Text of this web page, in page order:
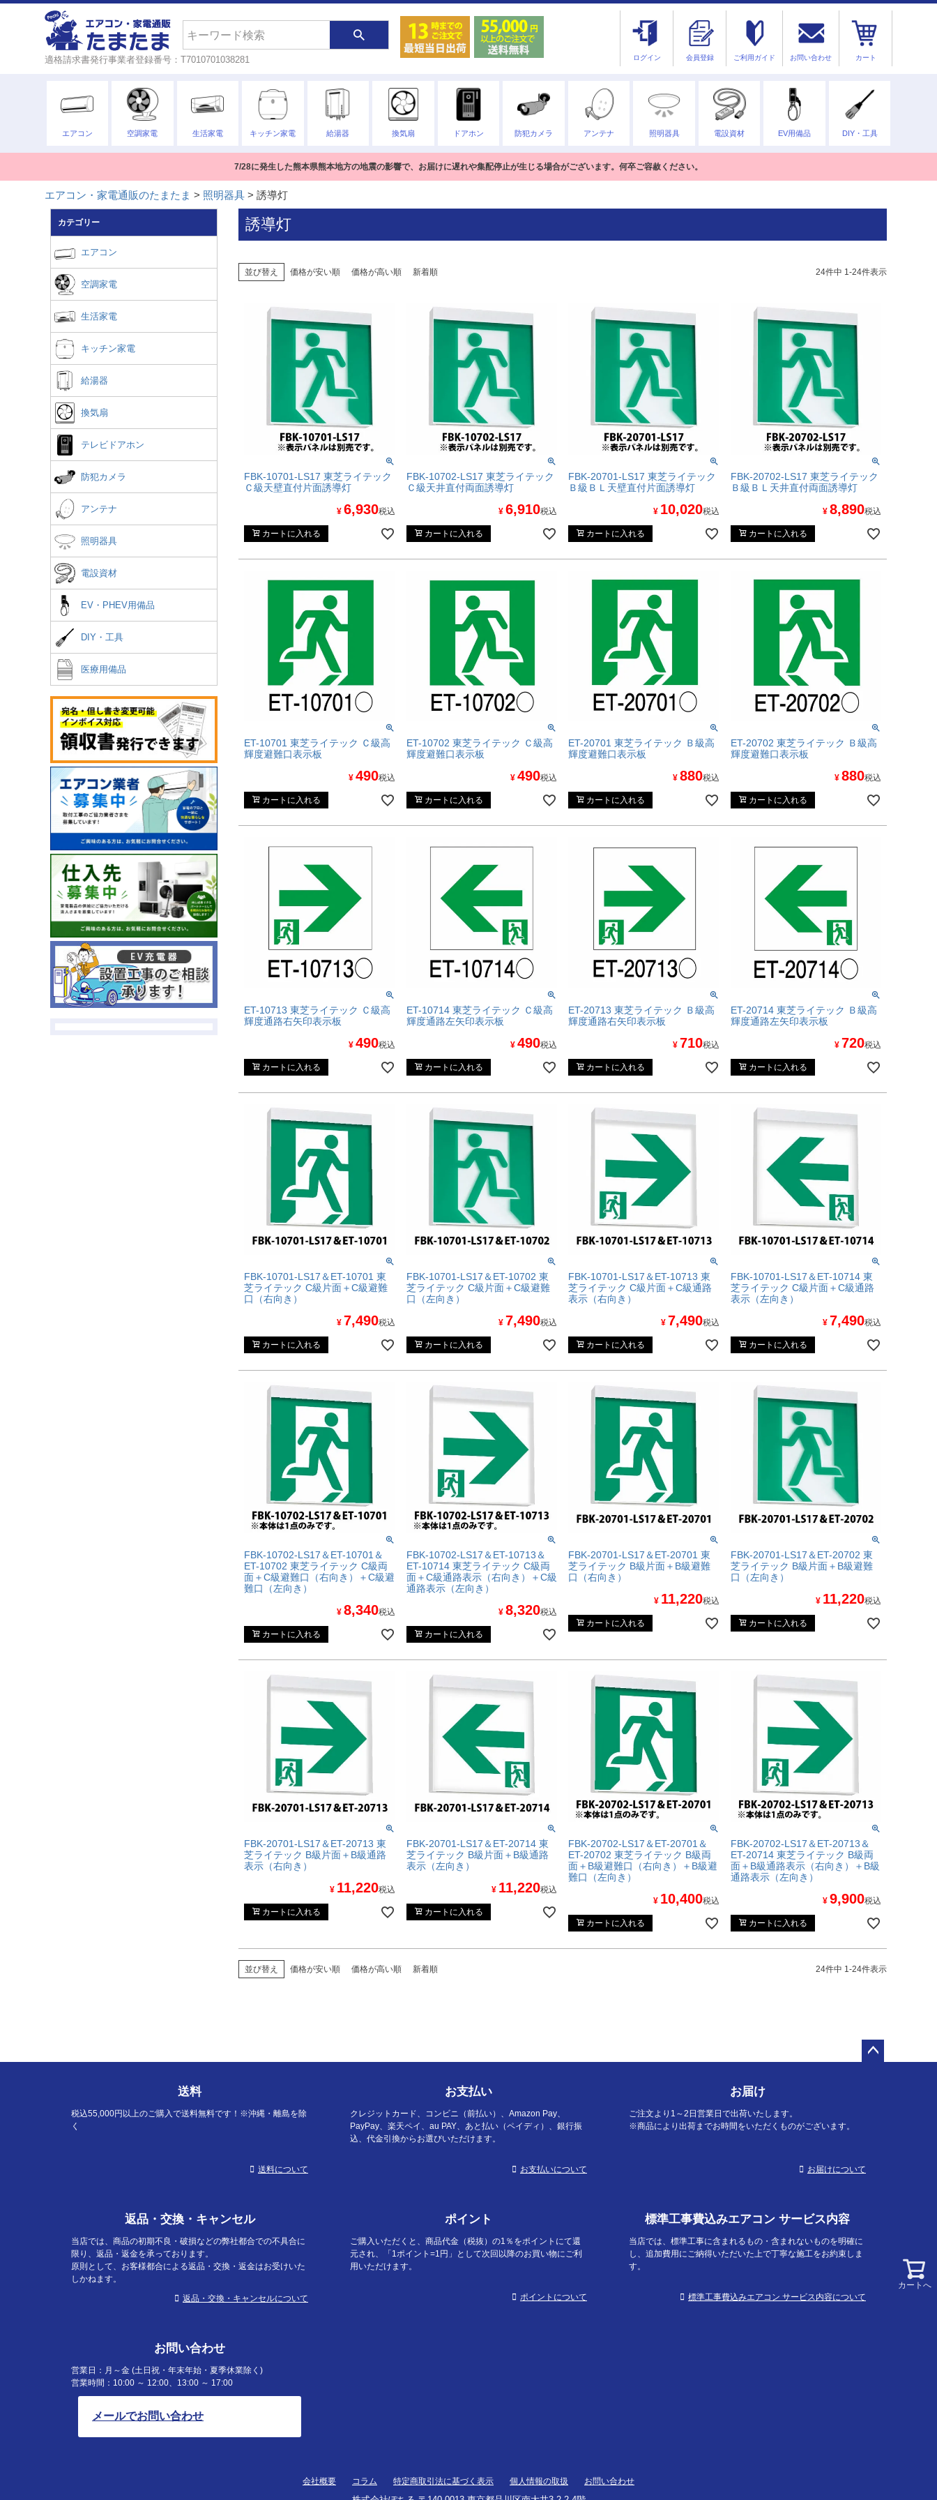
適格請求書発行事業者登録番号：T7010701038281 ログイン 会員登録 ご利用ガイド お問い合わせ カート
エアコン 空調家電 生活家電 キッチン家電 給湯器 換気扇 ドアホン 防犯カメラ アンテナ 照明器具 電設資材 EV用備品 DIY・工具
7/28に発生した熊本県熊本地方の地震の影響で、お届けに遅れや集配停止が生じる場合がございます。何卒ご容赦ください。
エアコン・家電通販のたまたま 照明器具 誘導灯
カテゴリー
エアコン
空調家電
生活家電
キッチン家電
給湯器
換気扇
テレビドアホン
防犯カメラ
アンテナ
照明器具
電設資材
EV・PHEV用備品
DIY・工具
医療用備品
誘導灯
並び替え 価格が安い順 価格が高い順 新着順 24件中 1-24件表示
FBK-10701-LS17 東芝ライテック
Ｃ級天壁直付片面誘導灯
¥ 6,930税込
カートに入れる
FBK-10702-LS17 東芝ライテック
Ｃ級天井直付両面誘導灯
¥ 6,910税込
カートに入れる
FBK-20701-LS17 東芝ライテック
Ｂ級ＢＬ天壁直付片面誘導灯
¥ 10,020税込
カートに入れる
FBK-20702-LS17 東芝ライテック
Ｂ級ＢＬ天井直付両面誘導灯
¥ 8,890税込
カートに入れる
ET-10701 東芝ライテック Ｃ級高
輝度避難口表示板
¥ 490税込
カートに入れる
ET-10702 東芝ライテック Ｃ級高
輝度避難口表示板
¥ 490税込
カートに入れる
ET-20701 東芝ライテック Ｂ級高
輝度避難口表示板
¥ 880税込
カートに入れる
ET-20702 東芝ライテック Ｂ級高
輝度避難口表示板
¥ 880税込
カートに入れる
ET-10713 東芝ライテック Ｃ級高
輝度通路右矢印表示板
¥ 490税込
カートに入れる
ET-10714 東芝ライテック Ｃ級高
輝度通路左矢印表示板
¥ 490税込
カートに入れる
ET-20713 東芝ライテック Ｂ級高
輝度通路右矢印表示板
¥ 710税込
カートに入れる
ET-20714 東芝ライテック Ｂ級高
輝度通路左矢印表示板
¥ 720税込
カートに入れる
FBK-10701-LS17＆ET-10701 東
芝ライテック C級片面＋C級避難
口（右向き）
¥ 7,490税込
カートに入れる
FBK-10701-LS17＆ET-10702 東
芝ライテック C級片面＋C級避難
口（左向き）
¥ 7,490税込
カートに入れる
FBK-10701-LS17＆ET-10713 東
芝ライテック C級片面＋C級通路
表示（右向き）
¥ 7,490税込
カートに入れる
FBK-10701-LS17＆ET-10714 東
芝ライテック C級片面＋C級通路
表示（左向き）
¥ 7,490税込
カートに入れる
FBK-10702-LS17＆ET-10701＆
ET-10702 東芝ライテック C級両
面＋C級避難口（右向き）＋C級避
難口（左向き）
¥ 8,340税込
カートに入れる
FBK-10702-LS17＆ET-10713＆
ET-10714 東芝ライテック C級両
面＋C級通路表示（右向き）＋C級
通路表示（左向き）
¥ 8,320税込
カートに入れる
FBK-20701-LS17＆ET-20701 東
芝ライテック B級片面＋B級避難
口（右向き）
¥ 11,220税込
カートに入れる
FBK-20701-LS17＆ET-20702 東
芝ライテック B級片面＋B級避難
口（左向き）
¥ 11,220税込
カートに入れる
FBK-20701-LS17＆ET-20713 東
芝ライテック B級片面＋B級通路
表示（右向き）
¥ 11,220税込
カートに入れる
FBK-20701-LS17＆ET-20714 東
芝ライテック B級片面＋B級通路
表示（左向き）
¥ 11,220税込
カートに入れる
FBK-20702-LS17＆ET-20701＆
ET-20702 東芝ライテック B級両
面＋B級避難口（右向き）＋B級避
難口（左向き）
¥ 10,400税込
カートに入れる
FBK-20702-LS17＆ET-20713＆
ET-20714 東芝ライテック B級両
面＋B級通路表示（右向き）＋B級
通路表示（左向き）
¥ 9,900税込
カートに入れる
並び替え 価格が安い順 価格が高い順 新着順 24件中 1-24件表示
カートへ
送料
税込55,000円以上のご購入で送料無料です！※沖縄・離島を除
く
送料について
お支払い
クレジットカード、コンビニ（前払い）、Amazon Pay、
PayPay、楽天ペイ、au PAY、あと払い（ペイディ）、銀行振
込、代金引換からお選びいただけます。
お支払いについて
お届け
ご注文より1～2日営業日で出荷いたします。
※商品により出荷までお時間をいただくものがございます。
お届けについて
返品・交換・キャンセル
当店では、商品の初期不良・破損などの弊社都合での不具合に
限り、返品・返金を承っております。
原則として、お客様都合による返品・交換・返金はお受けいた
しかねます。
返品・交換・キャンセルについて
ポイント
ご購入いただくと、商品代金（税抜）の1％をポイントにて還
元され、「1ポイント=1円」として次回以降のお買い物にご利
用いただけます。
ポイントについて
標準工事費込みエアコン サービス内容
当店では、標準工事に含まれるもの・含まれないものを明確に
し、追加費用にご納得いただいた上で丁寧な施工をお約束しま
す。
標準工事費込みエアコン サービス内容について
お問い合わせ
営業日：月～金 (土日祝・年末年始・夏季休業除く)
営業時間：10:00 ～ 12:00、13:00 ～ 17:00
メールでお問い合わせ
会社概要 コラム 特定商取引法に基づく表示 個人情報の取扱 お問い合わせ